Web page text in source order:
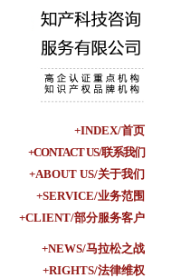
+INDEX/首页
+CONTACT US/联系我们
+ABOUT US/关于我们
+SERVICE/业务范围
+CLIENT/部分服务客户
+NEWS/马拉松之战
+RIGHTS/法律维权